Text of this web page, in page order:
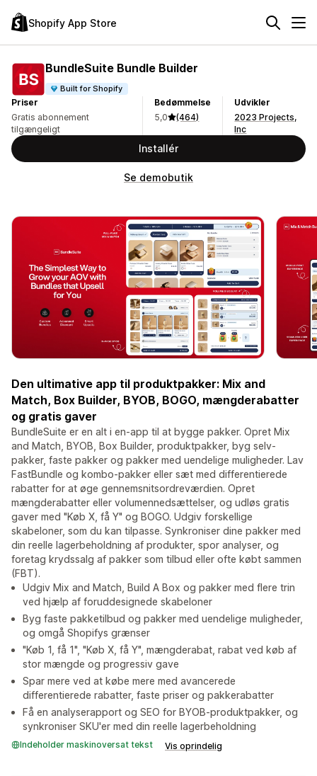
Shopify App Store
BundleSuite Bundle Builder
Built for Shopify
Priser
Gratis abonnement
tilgængeligt
Bedømmelse
5,0
(464)
Udvikler
2023 Projects,
Inc
Installér
Se demobutik
Den ultimative app til produktpakker: Mix and
Match, Box Builder, BYOB, BOGO, mængderabatter
og gratis gaver
BundleSuite er en alt i en-app til at bygge pakker. Opret Mix
and Match, BYOB, Box Builder, produktpakker, byg selv-
pakker, faste pakker og pakker med uendelige muligheder. Lav
FastBundle og kombo-pakker eller sæt med differentierede
rabatter for at øge gennemsnitsordreværdien. Opret
mængderabatter eller volumennedsættelser, og udløs gratis
gaver med "Køb X, få Y" og BOGO. Udgiv forskellige
skabeloner, som du kan tilpasse. Synkroniser dine pakker med
din reelle lagerbeholdning af produkter, spor analyser, og
foretag krydssalg af pakker som tilbud eller ofte købt sammen
(FBT).
Udgiv Mix and Match, Build A Box og pakker med flere trin
ved hjælp af foruddesignede skabeloner
Byg faste pakketilbud og pakker med uendelige muligheder,
og omgå Shopifys grænser
"Køb 1, få 1", "Køb X, få Y", mængderabat, rabat ved køb af
stor mængde og progressiv gave
Spar mere ved at købe mere med avancerede
differentierede rabatter, faste priser og pakkerabatter
Få en analyserapport og SEO for BYOB-produktpakker, og
synkroniser SKU'er med din reelle lagerbeholdning
Indeholder maskinoversat tekst Vis oprindelig